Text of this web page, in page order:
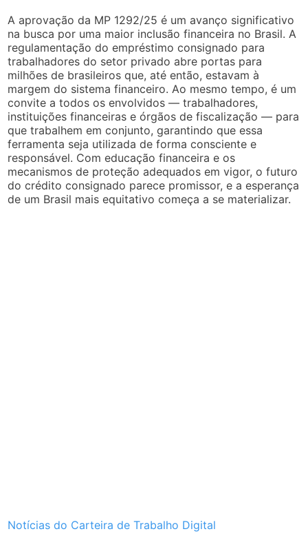
A aprovação da MP 1292/25 é um avanço significativo
na busca por uma maior inclusão financeira no Brasil. A
regulamentação do empréstimo consignado para
trabalhadores do setor privado abre portas para
milhões de brasileiros que, até então, estavam à
margem do sistema financeiro. Ao mesmo tempo, é um
convite a todos os envolvidos — trabalhadores,
instituições financeiras e órgãos de fiscalização — para
que trabalhem em conjunto, garantindo que essa
ferramenta seja utilizada de forma consciente e
responsável. Com educação financeira e os
mecanismos de proteção adequados em vigor, o futuro
do crédito consignado parece promissor, e a esperança
de um Brasil mais equitativo começa a se materializar.
Notícias do Carteira de Trabalho Digital